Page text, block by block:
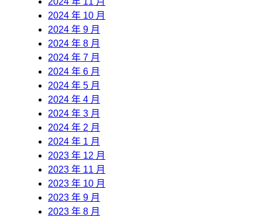
2024 年 10 月
2024 年 9 月
2024 年 8 月
2024 年 7 月
2024 年 6 月
2024 年 5 月
2024 年 4 月
2024 年 3 月
2024 年 2 月
2024 年 1 月
2023 年 12 月
2023 年 11 月
2023 年 10 月
2023 年 9 月
2023 年 8 月